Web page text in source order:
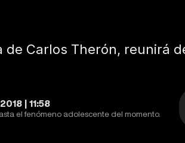
Carlos Therón, reunirá
| 11:58
el fenómeno adolescente del momento.